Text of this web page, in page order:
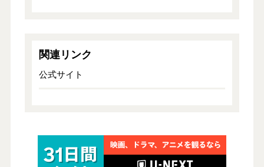
関連リンク
公式サイト